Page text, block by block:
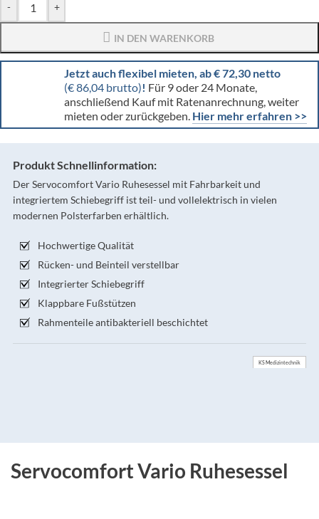
- +
IN DEN WARENKORB
Jetzt auch flexibel mieten, ab € 72,30 netto
(€ 86,04 brutto)! Für 9 oder 24 Monate,
anschließend Kauf mit Ratenanrechnung, weiter
mieten oder zurückgeben. Hier mehr erfahren >>
Produkt Schnellinformation:
Der Servocomfort Vario Ruhesessel mit Fahrbarkeit und
integriertem Schiebegriff ist teil- und vollelektrisch in vielen
modernen Polsterfarben erhältlich.
Hochwertige Qualität
Rücken- und Beinteil verstellbar
Integrierter Schiebegriff
Klappbare Fußstützen
Rahmenteile antibakteriell beschichtet
KS Medizintechnik
Servocomfort Vario Ruhesessel